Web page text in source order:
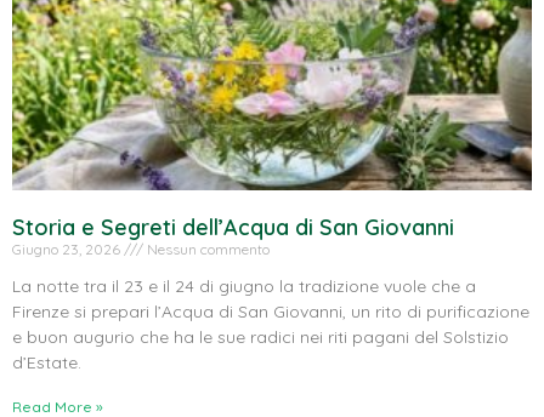
Storia e Segreti dell’Acqua di San Giovanni
Giugno 23, 2026 Nessun commento
La notte tra il 23 e il 24 di giugno la tradizione vuole che a
Firenze si prepari l’Acqua di San Giovanni, un rito di purificazione
e buon augurio che ha le sue radici nei riti pagani del Solstizio
d’Estate.
Read More »